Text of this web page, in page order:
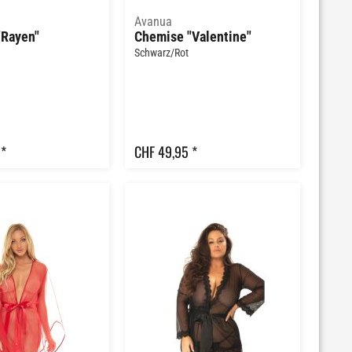
Avanua
Chemise "Valentine"
Schwarz/Rot
CHF 49,95 *